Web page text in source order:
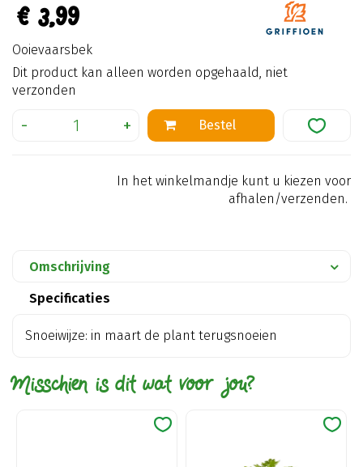
€ 3,99
Ooievaarsbek
Dit product kan alleen worden opgehaald, niet
verzonden
In het winkelmandje kunt u kiezen voor
afhalen/verzenden.
Omschrijving
Specificaties
Snoeiwijze: in maart de plant terugsnoeien
Misschien is dit wat voor jou?